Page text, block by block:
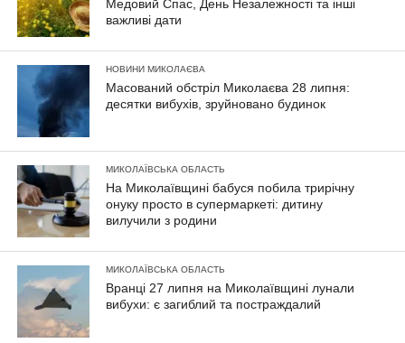
Медовий Спас, День Незалежності та інші
важливі дати
НОВИНИ МИКОЛАЄВА
Масований обстріл Миколаєва 28 липня:
десятки вибухів, зруйновано будинок
МИКОЛАЇВСЬКА ОБЛАСТЬ
На Миколаївщині бабуся побила трирічну
онуку просто в супермаркеті: дитину
вилучили з родини
МИКОЛАЇВСЬКА ОБЛАСТЬ
Вранці 27 липня на Миколаївщині лунали
вибухи: є загиблий та постраждалий